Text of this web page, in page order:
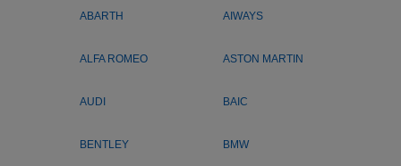
ABARTH AIWAYS
ALFA ROMEO ASTON MARTIN
AUDI BAIC
BENTLEY BMW